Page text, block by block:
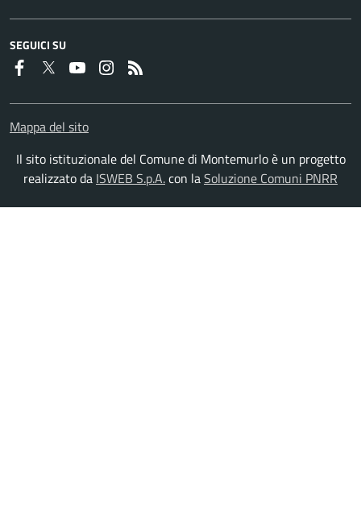
SEGUICI SU
Faceboook
Twitter YoutubeInstagram
Mappa del sito
Il sito istituzionale del Comune di Montemurlo è un progetto
realizzato da ISWEB S.p.A.con laSoluzione Comuni PNRR